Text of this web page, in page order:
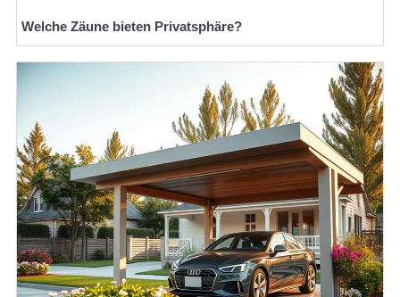
Welche Zäune bieten Privatsphäre?